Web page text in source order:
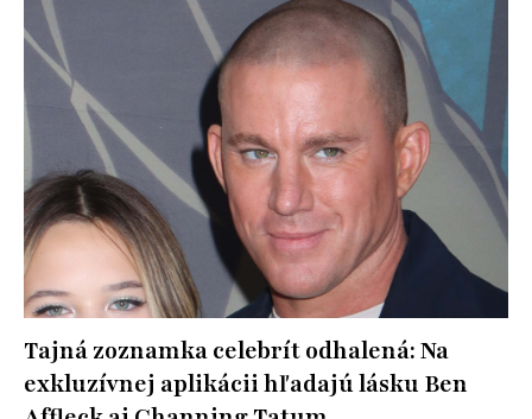
Tajná zoznamka celebrít odhalená: Na
exkluzívnej aplikácii hľadajú lásku Ben